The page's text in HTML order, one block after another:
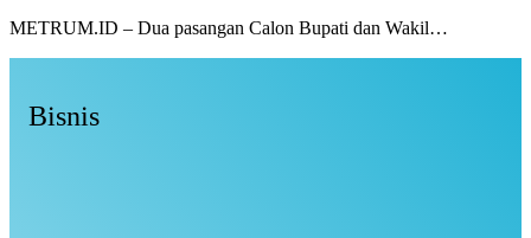
METRUM.ID – Dua pasangan Calon Bupati dan Wakil…
Bisnis